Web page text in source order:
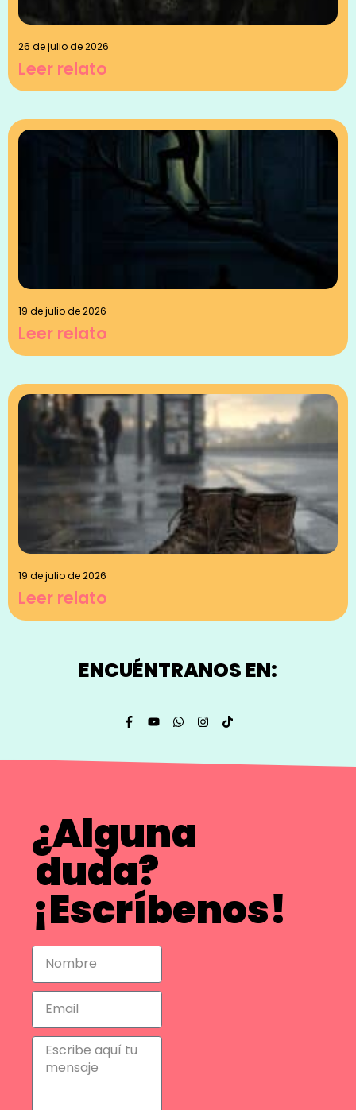
26 de julio de 2026
Leer relato
19 de julio de 2026
Leer relato
19 de julio de 2026
Leer relato
ENCUÉNTRANOS EN:
¿Alguna
duda?
¡Escríbenos!